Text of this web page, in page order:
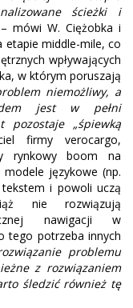
ścieżki i
mówi W. Ciężobka i
middle-mile, co
wpływających
w którym poruszają
niemożliwy, a
jest w pełni
„śpiewką
firmy verocargo,
rynkowy boom na
językowe (np.
i powoli uczą
nie rozwiązują
nawigacji w
tego potrzeba innych
problemu
z rozwiązaniem
śledzić również tę